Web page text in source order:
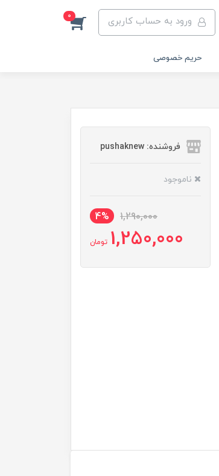
ورود به حساب کاربری 0
حریم خصوصی
فروشنده: pushaknew
ناموجود
1,290,000
4%
1,250,000 تومان